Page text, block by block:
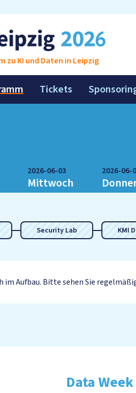
KI und Daten in Leipzig
Tickets
Mittwoch
2026-06-03 2026-06-
Security Lab KMI
Aufbau. Bitte sehen Sie
Data Week